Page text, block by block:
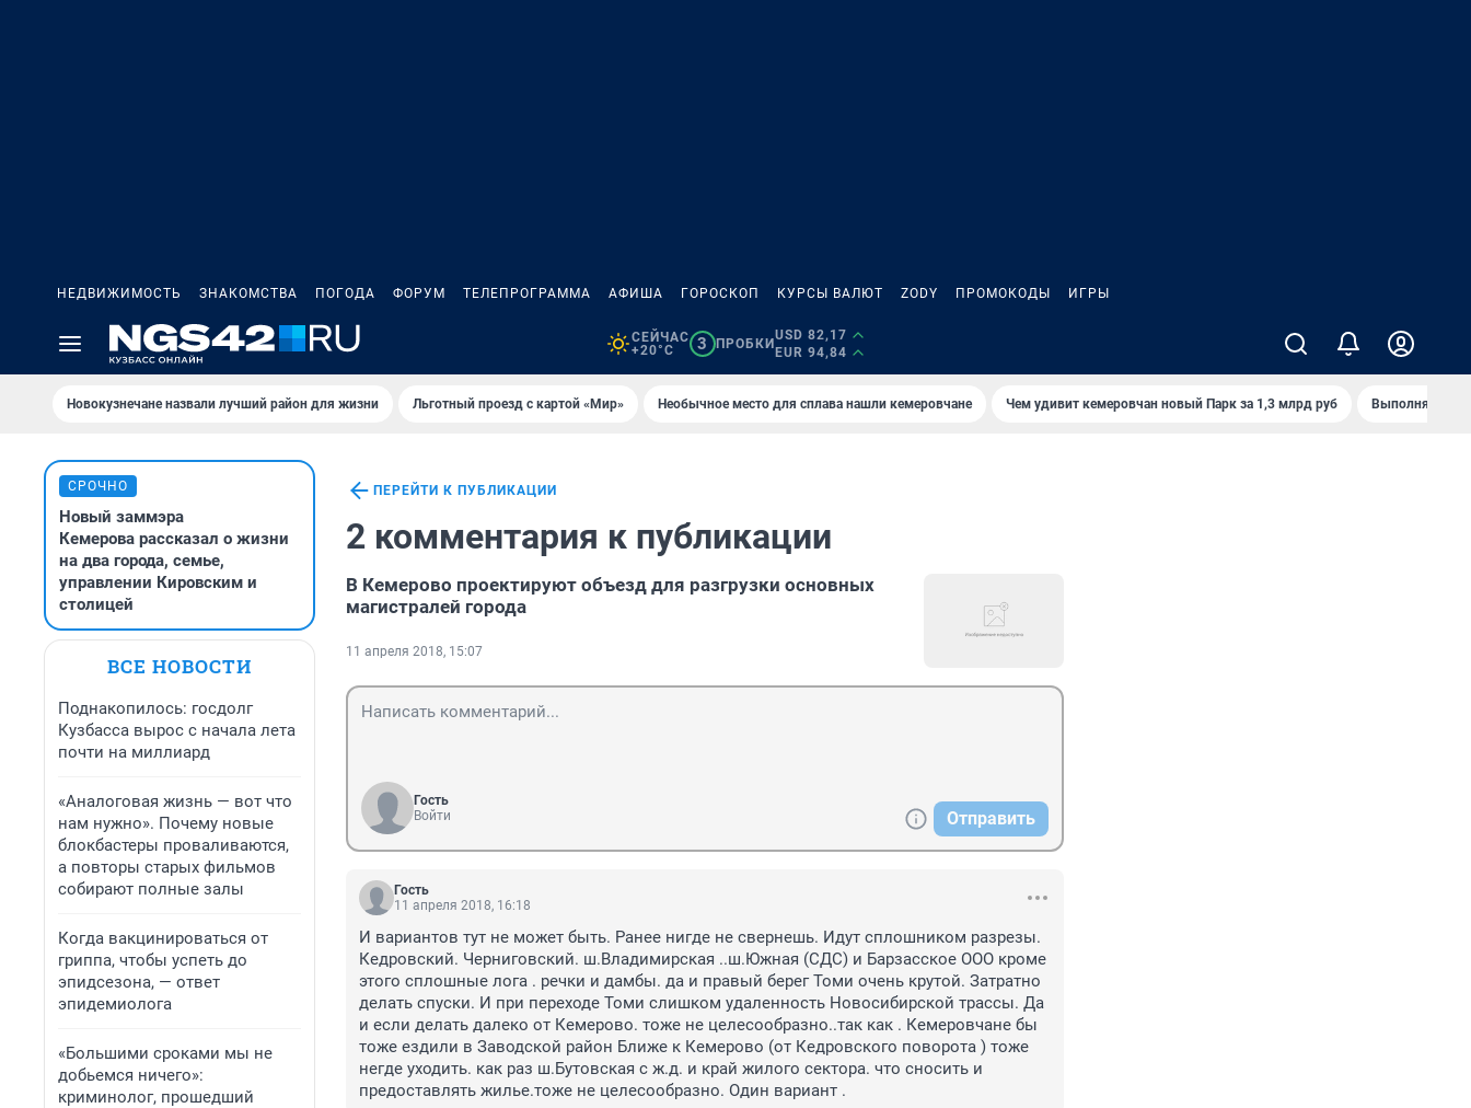
НЕДВИЖИМОСТЬ ЗНАКОМСТВА ПОГОДА ФОРУМ ТЕЛЕПРОГРАММА АФИША ГОРОСКОП КУРСЫ ВАЛЮТ ZODY ПРОМОКОДЫ ИГРЫ
СЕЙЧАС
+20°C
3 ПРОБКИ
USD 82,17
EUR 94,84
Новокузнечане назвали лучший район для жизни Льготный проезд с картой «Мир» Необычное место для сплава нашли кемеровчане Чем удивит кемеровчан новый Парк за 1,3 млрд руб Выполняется
СРОЧНО
Новый заммэра
Кемерова рассказал о жизни
на два города, семье,
управлении Кировским и
столицей
ВСЕ НОВОСТИ
Поднакопилось: госдолг
Кузбасса вырос с начала лета
почти на миллиард
«Аналоговая жизнь — вот что
нам нужно». Почему новые
блокбастеры проваливаются,
а повторы старых фильмов
собирают полные залы
Когда вакцинироваться от
гриппа, чтобы успеть до
эпидсезона, — ответ
эпидемиолога
«Большими сроками мы не
добьемся ничего»:
криминолог, прошедший
ПЕРЕЙТИ К ПУБЛИКАЦИИ
2 комментария к публикации
В Кемерово проектируют объезд для разгрузки основных
магистралей города
11 апреля 2018, 15:07
Гость
Войти
Отправить
Гость
11 апреля 2018, 16:18
И вариантов тут не может быть. Ранее нигде не свернешь. Идут сплошником разрезы.
Кедровский. Черниговский. ш.Владимирская ..ш.Южная (СДС) и Барзасское ООО кроме
этого сплошные лога . речки и дамбы. да и правый берег Томи очень крутой. Затратно
делать спуски. И при переходе Томи слишком удаленность Новосибирской трассы. Да
и если делать далеко от Кемерово. тоже не целесообразно..так как . Кемеровчане бы
тоже ездили в Заводской район Ближе к Кемерово (от Кедровского поворота ) тоже
негде уходить. как раз ш.Бутовская с ж.д. и край жилого сектора. что сносить и
предоставлять жилье.тоже не целесообразно. Один вариант .